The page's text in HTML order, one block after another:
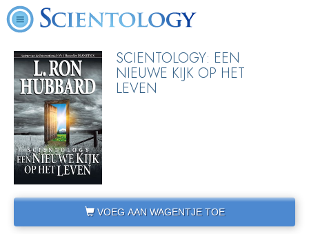
SCIENTOLOGY: EEN
NIEUWE KIJK OP HET
LEVEN
VOEG AAN WAGENTJE TOE